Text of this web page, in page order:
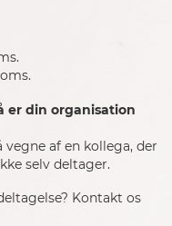
er din organisation
af en kollega, der
selv deltager.
Kontakt os